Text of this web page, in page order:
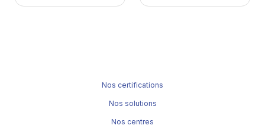
Nos certifications
Nos solutions
Nos centres